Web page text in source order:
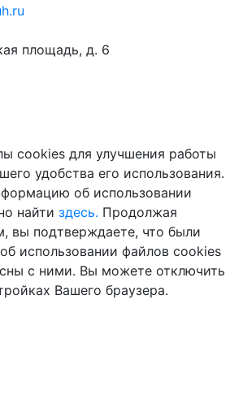
площадь, д. 6
cookies для улучшения работы
удобства его использования.
об использовании
найти здесь. Продолжая
вы подтверждаете, что были
использовании файлов cookies
с ними. Вы можете отключить
Вашего браузера.